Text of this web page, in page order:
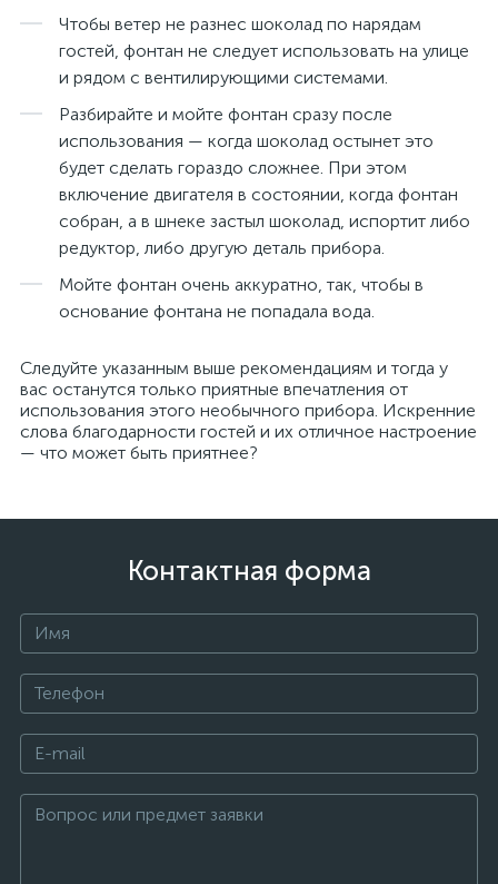
Чтобы ветер не разнес шоколад по нарядам
гостей, фонтан не следует использовать на улице
и рядом с вентилирующими системами.
Разбирайте и мойте фонтан сразу после
использования — когда шоколад остынет это
будет сделать гораздо сложнее. При этом
включение двигателя в состоянии, когда фонтан
собран, а в шнеке застыл шоколад, испортит либо
редуктор, либо другую деталь прибора.
Мойте фонтан очень аккуратно, так, чтобы в
основание фонтана не попадала вода.
Следуйте указанным выше рекомендациям и тогда у
вас останутся только приятные впечатления от
использования этого необычного прибора. Искренние
слова благодарности гостей и их отличное настроение
— что может быть приятнее?
Контактная форма